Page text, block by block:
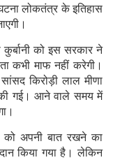
लोकतंत्र के इतिहास
को इस सरकार ने
कभी माफ नहीं करेगी।
किरोड़ी लाल मीणा
गई। आने वाले समय में
को अपनी बात रखने का
किया गया है। लेकिन